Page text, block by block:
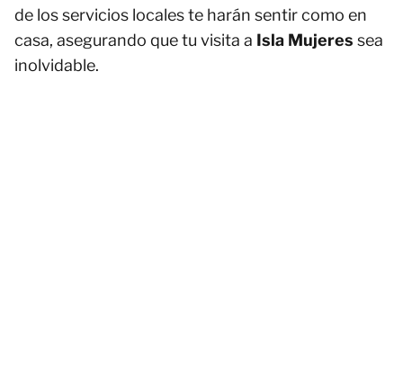
de los servicios locales te harán sentir como en
casa, asegurando que tu visita a Isla Mujeres sea
inolvidable.